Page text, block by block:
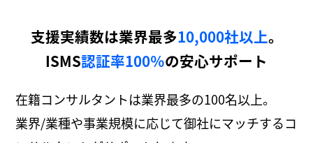
支援実績数は業界最多10,000社以上。
ISMS認証率100％の安心サポート
在籍コンサルタントは業界最多の100名以上。
業界/業種や事業規模に応じて御社にマッチするコ